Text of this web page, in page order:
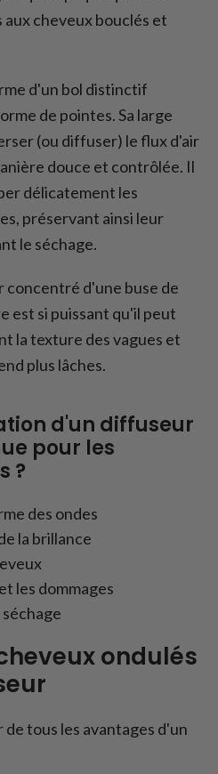
cheveux bouclés et
d'un bol distinctif
de pointes. Sa large
(ou diffuser) le flux d'air
douce et contrôlée. Il
délicatement les
préservant ainsi leur
le séchage.
concentré d'une buse de
est si puissant qu'il peut
la texture des vagues et
plus lâches.
d'un diffuseur
pour les
?
des ondes
la brillance
les dommages
ondulés
tous les avantages d'un